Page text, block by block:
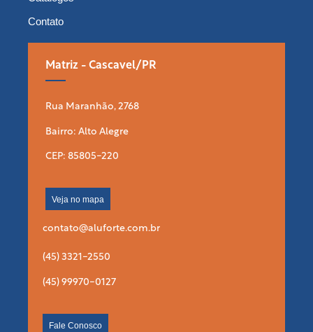
Contato
Matriz - Cascavel/PR
Rua Maranhão, 2768
Bairro: Alto Alegre
CEP: 85805-220
Veja no mapa
contato@aluforte.com.br
(45) 3321-2550
(45) 99970-0127
Fale Conosco